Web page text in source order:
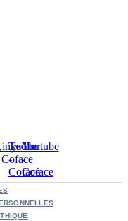
Twitter
-
Coface
Youtube
-
Coface